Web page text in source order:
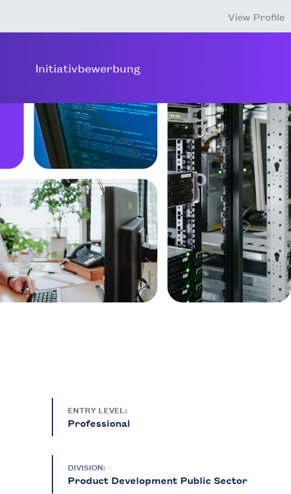
View Profile
Initiativbewerbung
ENTRY LEVEL:
Professional
DIVISION:
Product Development Public Sector